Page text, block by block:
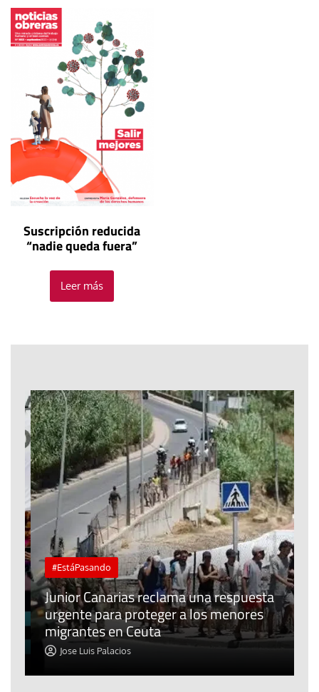
Suscripción reducida
“nadie queda fuera”
Leer más
#EstáPasando
Junior Canarias reclama una respuesta
urgente para proteger a los menores
migrantes en Ceuta
Jose Luis Palacios